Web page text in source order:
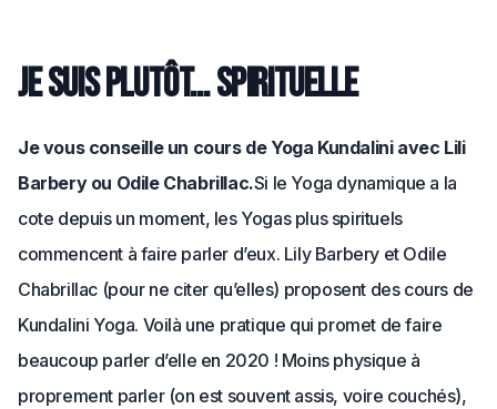
Je suis plutôt… spirituelle
Je vous conseille un cours de Yoga Kundalini avec Lili
Barbery ou Odile Chabrillac.Si le Yoga dynamique a la
cote depuis un moment, les Yogas plus spirituels
commencent à faire parler d’eux. Lily Barbery et Odile
Chabrillac (pour ne citer qu’elles) proposent des cours de
Kundalini Yoga. Voilà une pratique qui promet de faire
beaucoup parler d’elle en 2020 ! Moins physique à
proprement parler (on est souvent assis, voire couchés),